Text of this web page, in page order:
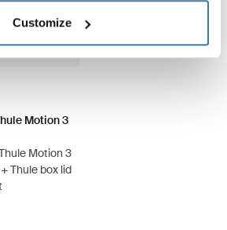
Customize
Motion 3 Box Black Glossy
Thule Motion 3 Box Titan Glossy (selected)
Motion 3
Motion 3
Thule box lid